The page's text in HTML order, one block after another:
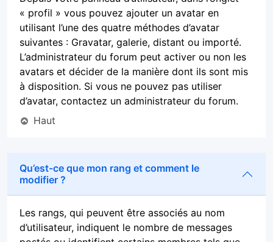
« profil » vous pouvez ajouter un avatar en
utilisant l’une des quatre méthodes d’avatar
suivantes : Gravatar, galerie, distant ou importé.
L’administrateur du forum peut activer ou non les
avatars et décider de la manière dont ils sont mis
à disposition. Si vous ne pouvez pas utiliser
d’avatar, contactez un administrateur du forum.
Haut
Qu’est-ce que mon rang et comment le
modifier ?
Les rangs, qui peuvent être associés au nom
d’utilisateur, indiquent le nombre de messages